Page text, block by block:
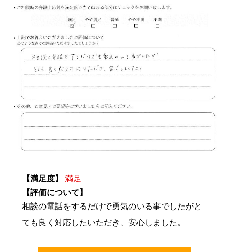
【満足度】
満足
【評価について】
相談の電話をするだけで勇気のいる事でしたがと
ても良く対応したいただき、安心しました。